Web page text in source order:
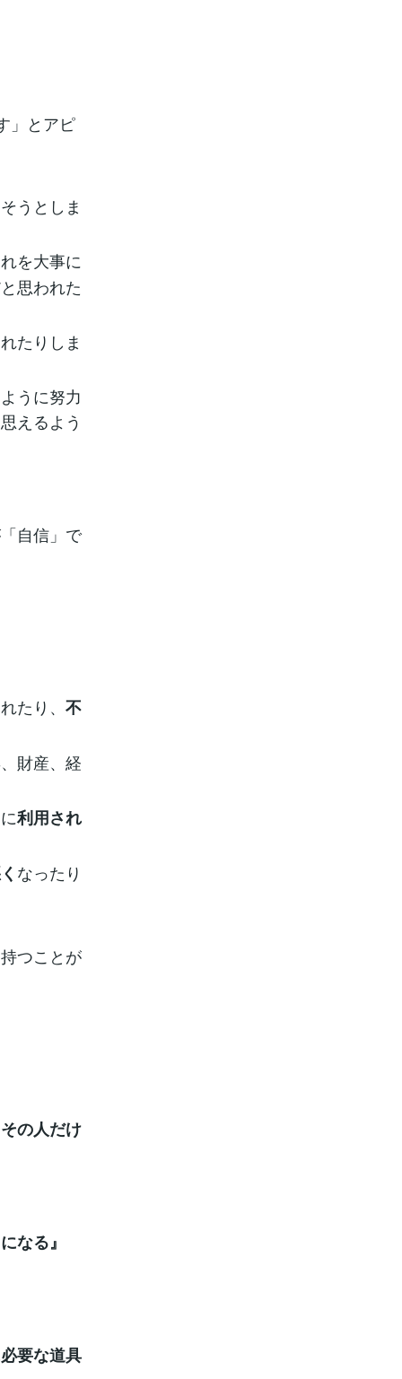
」とアピ
うとしま
を大事に
思われた
たりしま
うに努力
えるよう
自信」で
たり、 不
財産、経
利用され
なったり
つことが
の人だけ
なる』
要な道具